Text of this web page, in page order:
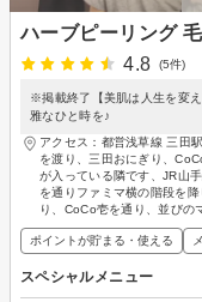
ハーブピーリング
4.8
(5件)
※掲載終了【美肌は人生を変
雅なひと時を♪
アクセス：都営浅草線 三田
を渡り、三田おにぎり、
が入っている隣です、JR山
を通りファミマ横の階段を
り、CoCo壱を通り、並び
ポイントが貯まる・使える
スペシャルメニュー